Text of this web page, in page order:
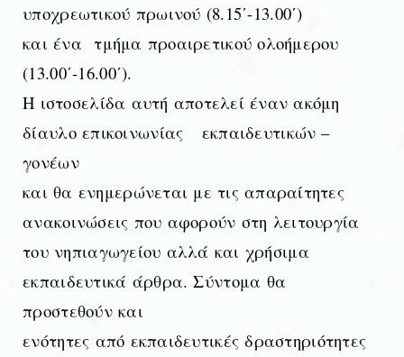
υποχρεωτικού πρωινού (8.15΄-13.00΄)
και ένα τμήμα προαιρετικού ολοήμερου
(13.00΄-16.00΄).
Η ιστοσελίδα αυτή αποτελεί έναν ακόμη
δίαυλο επικοινωνίας εκπαιδευτικών –
γονέων
και θα ενημερώνεται με τις απαραίτητες
ανακοινώσεις που αφορούν στη λειτουργία
του νηπιαγωγείου αλλά και χρήσιμα
εκπαιδευτικά άρθρα. Σύντομα θα
προστεθούν και
ενότητες από εκπαιδευτικές δραστηριότητες